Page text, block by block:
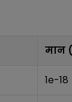
मान
1e-18